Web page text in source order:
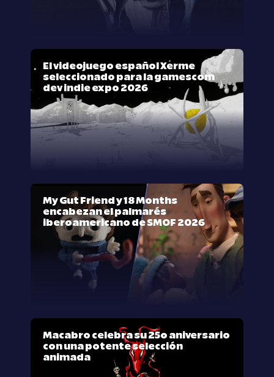
El videojuego español Xerme
seleccionado para la gamescom
dev indie expo 2026
My Gut Friend y 18 Months
encabezan el palmarés
iberoamericano de SMOF 2026
Macabro celebra su 25º aniversario
con una potente selección
animada